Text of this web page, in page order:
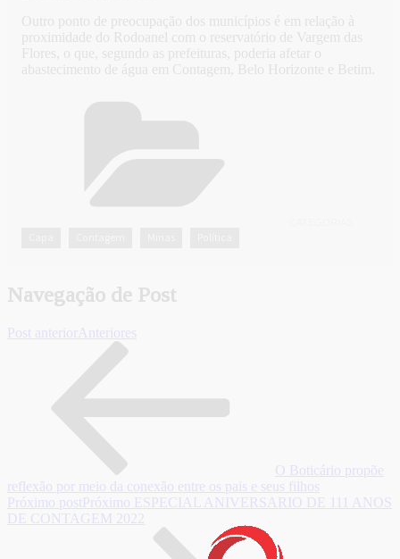
Outro ponto de preocupação dos municípios é em relação à
proximidade do Rodoanel com o reservatório de Vargem das
Flores, o que, segundo as prefeituras, poderia afetar o
abastecimento de água em Contagem, Belo Horizonte e Betim.
Navegação de Post
Post anterior Anteriores
O Boticário propõe
reflexão por meio da conexão entre os pais e seus filhos
Próximo post Próximo ESPECIAL ANIVERSARIO DE 111 ANOS
DE CONTAGEM 2022